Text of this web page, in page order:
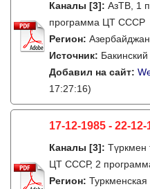
Каналы [3]: АзТВ, 1
программа ЦТ СССР
Регион:
Источник:
Добавил на сайт:
17:27:16)
17-12-1985 - 22-12-
Каналы [3]: Түркмен
ЦТ СССР, 2
Регион: